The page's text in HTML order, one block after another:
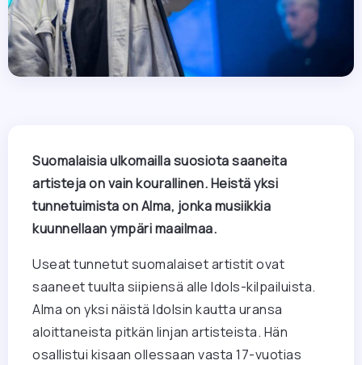
Suomalaisia ulkomailla suosiota saaneita
artisteja on vain kourallinen. Heistä yksi
tunnetuimista on Alma, jonka musiikkia
kuunnellaan ympäri maailmaa.
Useat tunnetut suomalaiset artistit ovat
saaneet tuulta siipiensä alle Idols-kilpailuista.
Alma on yksi näistä Idolsin kautta uransa
aloittaneista pitkän linjan artisteista. Hän
osallistui kisaan ollessaan vasta 17-vuotias